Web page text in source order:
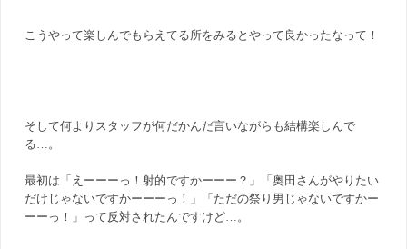
こうやって楽しんでもらえてる所をみるとやって良かったなって！
そして何よりスタッフが何だかんだ言いながらも結構楽しんで
る…。
最初は「えーーーっ！射的ですかーーー？」「奥田さんがやりたい
だけじゃないですかーーーっ！」「ただの祭り男じゃないですかー
ーーっ！」って反対されたんですけど…。